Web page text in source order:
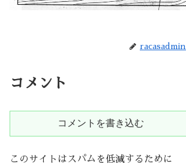
racasadmin
コメント
コメントを書き込む
このサイトはスパムを低減するために